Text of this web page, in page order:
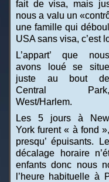
fait de visa, mais
nous a valu un
une famille qui
USA sans visa, c’est
L’appart’ que nous
avons loué se situe
juste au bout de
Central Park,
West/Harlem.
Les 5 jours à New
York furent « à fond »,
presqu’ épuisants. Le
décalage horaire
enfants donc nous
l’heure habituelle à